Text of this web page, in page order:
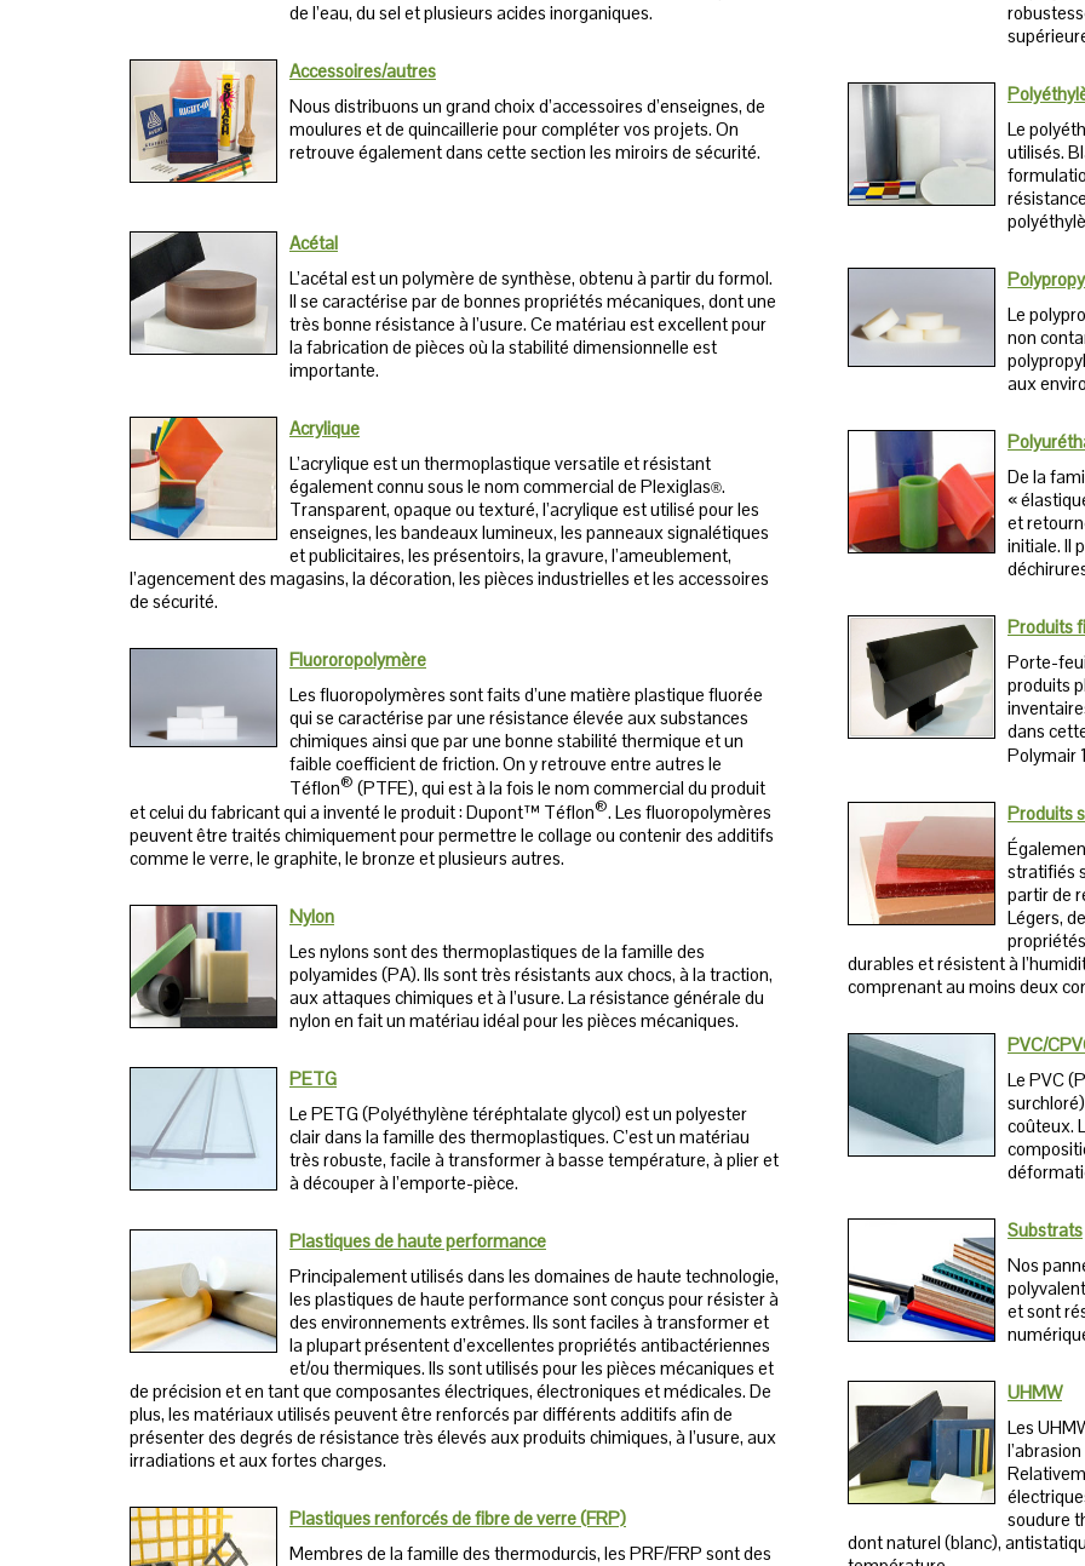
de l’eau, du sel et plusieurs acides inorganiques.
Accessoires/autres
Nous distribuons un grand choix d’accessoires d’enseignes, de
moulures et de quincaillerie pour compléter vos projets. On
retrouve également dans cette section les miroirs de sécurité.
Acétal
L’acétal est un polymère de synthèse, obtenu à partir du formol.
Il se caractérise par de bonnes propriétés mécaniques, dont une
très bonne résistance à l’usure. Ce matériau est excellent pour
la fabrication de pièces où la stabilité dimensionnelle est
importante.
Acrylique
L’acrylique est un thermoplastique versatile et résistant
également connu sous le nom commercial de Plexiglas®.
Transparent, opaque ou texturé, l’acrylique est utilisé pour les
enseignes, les bandeaux lumineux, les panneaux signalétiques
et publicitaires, les présentoirs, la gravure, l’ameublement,
l’agencement des magasins, la décoration, les pièces industrielles et les accessoires
de sécurité.
Fluororopolymère
Les fluoropolymères sont faits d’une matière plastique fluorée
qui se caractérise par une résistance élevée aux substances
chimiques ainsi que par une bonne stabilité thermique et un
faible coefficient de friction. On y retrouve entre autres le
Téflon® (PTFE), qui est à la fois le nom commercial du produit
et celui du fabricant qui a inventé le produit : Dupont™ Téflon®. Les fluoropolymères
peuvent être traités chimiquement pour permettre le collage ou contenir des additifs
comme le verre, le graphite, le bronze et plusieurs autres.
Nylon
Les nylons sont des thermoplastiques de la famille des
polyamides (PA). Ils sont très résistants aux chocs, à la traction,
aux attaques chimiques et à l’usure. La résistance générale du
nylon en fait un matériau idéal pour les pièces mécaniques.
PETG
Le PETG (Polyéthylène téréphtalate glycol) est un polyester
clair dans la famille des thermoplastiques. C’est un matériau
très robuste, facile à transformer à basse température, à plier et
à découper à l’emporte-pièce.
Plastiques de haute performance
Principalement utilisés dans les domaines de haute technologie,
les plastiques de haute performance sont conçus pour résister à
des environnements extrêmes. Ils sont faciles à transformer et
la plupart présentent d’excellentes propriétés antibactériennes
et/ou thermiques. Ils sont utilisés pour les pièces mécaniques et
de précision et en tant que composantes électriques, électroniques et médicales. De
plus, les matériaux utilisés peuvent être renforcés par différents additifs afin de
présenter des degrés de résistance très élevés aux produits chimiques, à l’usure, aux
irradiations et aux fortes charges.
Plastiques renforcés de fibre de verre (FRP)
Membres de la famille des thermodurcis, les PRF/FRP sont des
Le
utilisés.
Le
non
aux
De la
«
et
initiale. Il
Produits
Porte-
produits
dans
Polymair
Produits
stratifiés
partir de
Légers,
durables et résistent à
comprenant au moins deux
PVC/
Le PVC
coûteux.
Substrats
Nos
et sont
UHMW
Les
soudure
dont naturel (blanc),